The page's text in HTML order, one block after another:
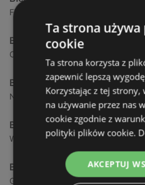
Fińska 4, 72-602 Świnoujście
Biedronka
Chrobrego 9, 72-600 Świnoujście
Biedronka
Nowokarsiborska 2, 72-600
Biedronka
Wojska Polskiego 16a, 72-600
Biedronka
Gryfa Pomorskiego, 72-500
Ta strona
cookie
Ta strona korzysta z
zapewnić lepszą
Korzystając z tej strony,
na używanie przez nas
cookie zgodnie z
polityki plików cookie.
AKCEPTUJ